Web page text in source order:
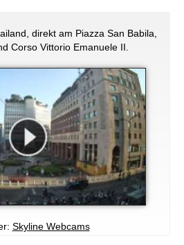
direkt am Piazza San Babila,
Corso Vittorio Emanuele II.
Skyline Webcams